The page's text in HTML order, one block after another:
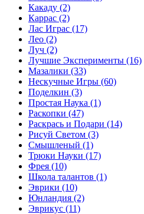
Какаду (2)
Каррас (2)
Лас Играс (17)
Лео (2)
Луч (2)
Лучшие Эксперименты (16)
Мазалики (33)
Нескучные Игры (60)
Поделкин (3)
Простая Наука (1)
Раскопки (47)
Раскрась и Подари (14)
Рисуй Светом (3)
Смышленый (1)
Трюки Науки (17)
Фрея (10)
Школа талантов (1)
Эврики (10)
Юнландия (2)
Эврикус (11)